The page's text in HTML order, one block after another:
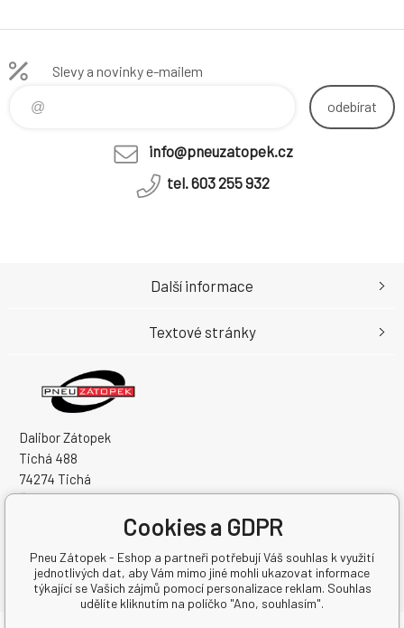
Slevy a novinky e-mailem
odebírat
info@pneuzatopek.cz
tel. 603 255 932
Dalibor Zátopek
Tichá 488
74274 Tichá
Česká Republika
DIČ: CZ7504094994
Další informace
Textové stránky
Cookies a GDPR
Pneu Zátopek - Eshop a partneři potřebují Váš souhlas k využití
jednotlivých dat, aby Vám mimo jiné mohli ukazovat informace
týkající se Vašich zájmů pomocí personalizace reklam. Souhlas
udělíte kliknutím na políčko "Ano, souhlasím".